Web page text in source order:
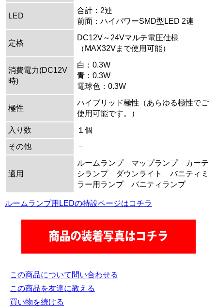
LED
合計：2連
前面：ハイパワーSMD型LED 2連
定格
DC12V～24Vマルチ電圧仕様
（MAX32Vまで使用可能）
消費電力(DC12V
時)
白：0.3W
青：0.3W
電球色：0.3W
極性
ハイブリッド極性（あらゆる極性でご
使用可能です。）
入り数
１個
その他
－
適用
ルームランプ マップランプ カーテ
シランプ ダウンライト バニティミ
ラー用ランプ バニティランプ
ルームランプ用LEDの特設ページはコチラ
この商品について問い合わせる
この商品を友達に教える
買い物を続ける